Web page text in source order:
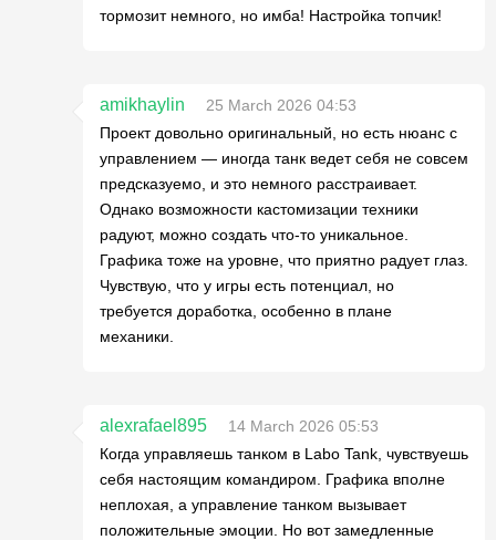
тормозит немного, но имба! Настройка топчик!
amikhaylin
25 March 2026 04:53
Проект довольно оригинальный, но есть нюанс с
управлением — иногда танк ведет себя не совсем
предсказуемо, и это немного расстраивает.
Однако возможности кастомизации техники
радуют, можно создать что-то уникальное.
Графика тоже на уровне, что приятно радует глаз.
Чувствую, что у игры есть потенциал, но
требуется доработка, особенно в плане
механики.
alexrafael895
14 March 2026 05:53
Когда управляешь танком в Labo Tank, чувствуешь
себя настоящим командиром. Графика вполне
неплохая, а управление танком вызывает
положительные эмоции. Но вот замедленные